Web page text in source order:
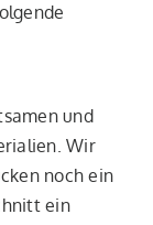
und
Wir
noch ein
ein